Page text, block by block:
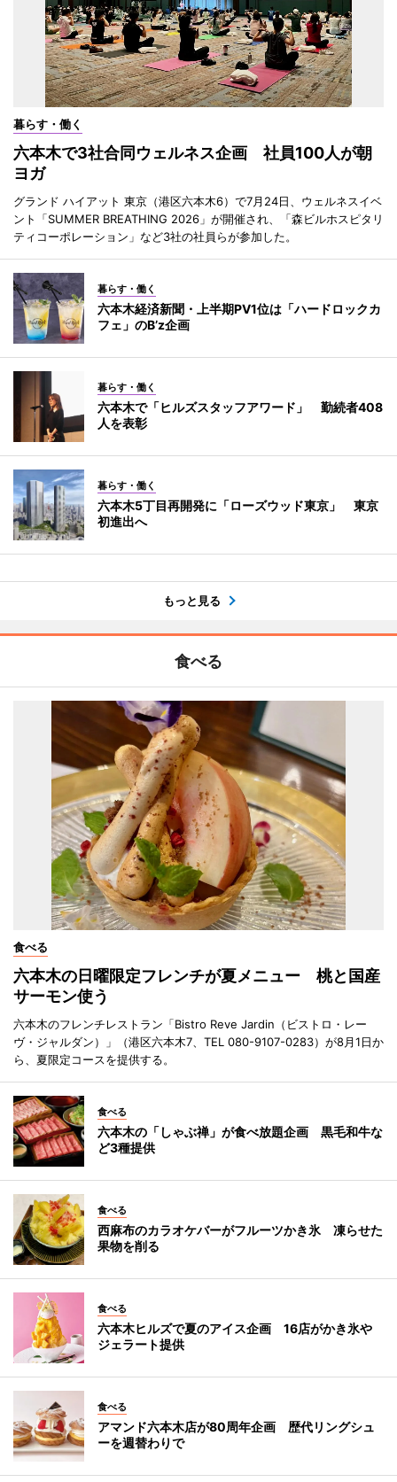
暮らす・働く
六本木で3社合同ウェルネス企画 社員100人が朝
ヨガ
グランド ハイアット 東京（港区六本木6）で7月24日、ウェルネスイベ
ント「SUMMER BREATHING 2026」が開催され、「森ビルホスピタリ
ティコーポレーション」など3社の社員らが参加した。
暮らす・働く
六本木経済新聞・上半期PV1位は「ハードロックカ
フェ」のB’z企画
暮らす・働く
六本木で「ヒルズスタッフアワード」 勤続者408
人を表彰
暮らす・働く
六本木5丁目再開発に「ローズウッド東京」 東京
初進出へ
もっと見る
食べる
食べる
六本木の日曜限定フレンチが夏メニュー 桃と国産
サーモン使う
六本木のフレンチレストラン「Bistro Reve Jardin（ビストロ・レー
ヴ・ジャルダン）」（港区六本木7、TEL 080-9107-0283）が8月1日か
ら、夏限定コースを提供する。
食べる
六本木の「しゃぶ禅」が食べ放題企画 黒毛和牛な
ど3種提供
食べる
西麻布のカラオケバーがフルーツかき氷 凍らせた
果物を削る
食べる
六本木ヒルズで夏のアイス企画 16店がかき氷や
ジェラート提供
食べる
アマンド六本木店が80周年企画 歴代リングシュ
ーを週替わりで